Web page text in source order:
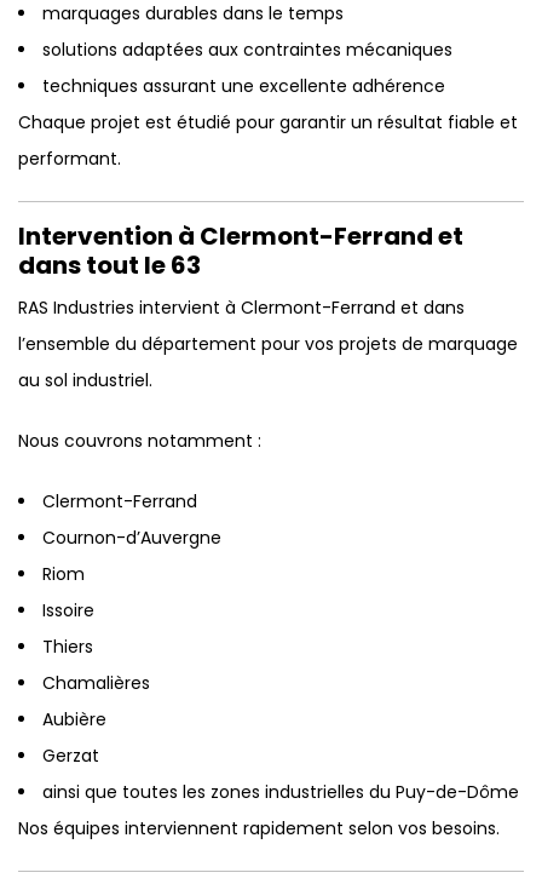
marquages durables dans le temps
solutions adaptées aux contraintes mécaniques
techniques assurant une excellente adhérence
Chaque projet est étudié pour garantir un résultat fiable et
performant.
Intervention à Clermont-Ferrand et
dans tout le 63
RAS Industries intervient à Clermont-Ferrand et dans
l’ensemble du département pour vos projets de marquage
au sol industriel.
Nous couvrons notamment :
Clermont-Ferrand
Cournon-d’Auvergne
Riom
Issoire
Thiers
Chamalières
Aubière
Gerzat
ainsi que toutes les zones industrielles du Puy-de-Dôme
Nos équipes interviennent rapidement selon vos besoins.